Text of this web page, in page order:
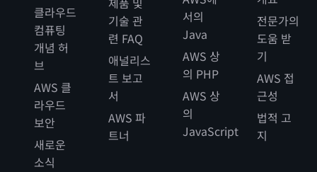
클라우드
컴퓨팅
개념 허
브
AWS 클
라우드
보안
새로운
소식
기술 관
련 FAQ
애널리스
트 보고
서
AWS 파
트너
서의
Java
AWS 상
의 PHP
AWS 상
의
JavaScript
전문가의
도움 받
기
AWS 접
근성
법적 고
지